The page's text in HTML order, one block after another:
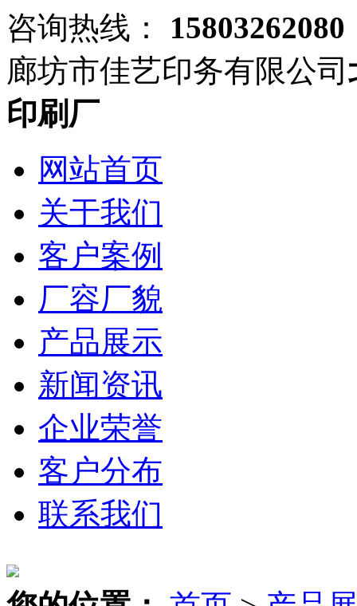
咨询热线：
15803262080
廊坊市佳艺印务有限公司
印刷厂
网站首页
关于我们
客户案例
厂容厂貌
产品展示
新闻资讯
企业荣誉
客户分布
联系我们